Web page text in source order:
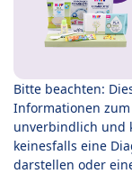
Bitte beachten:
Informationen
unverbindlich und
keinesfalls eine
darstellen oder